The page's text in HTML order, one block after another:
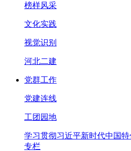
榜样风采
文化实践
视觉识别
河北二建
党群工作
党建连线
工团园地
学习贯彻习近平新时代中国
专栏